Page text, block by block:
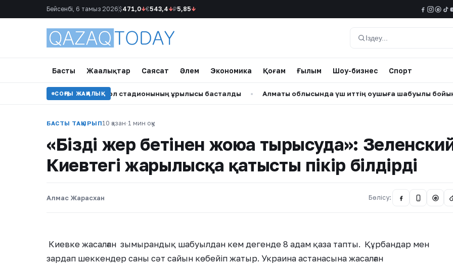
Бейсенбі, 6 тамыз 2026 $471,0↓€543,4↓₽5,85↓ @
Іздеу
Басты Жаңалықтар Саясат Әлем Экономика Қоғам Ғылым Шоу-бизнес Спорт
СОҢҒЫ ЖАҢАЛЫҚ
орындық жаңа футбол стадионының құрылысы басталды • Алматы облысында үш иттің оқушыға шабуылы бойынша
БАСТЫ ТАҚЫРЫП10 қазан·1 мин оқу
«Бізді жер бетінен жоюға тырысуда»:
Киевтегі жарылысқа қатысты пікір білдірді
Алмас Жарасхан Бөлісу: @
Киевке жасалған зымырандық шабуылдан кем дегенде 8 адам қаза тапты. Құрбандар мен
зардап шеккендер саны сәт сайын көбейіп жатыр. Украина астанасына жасалған